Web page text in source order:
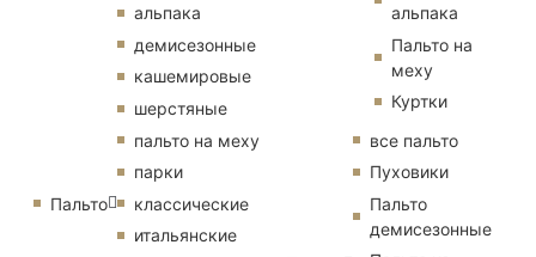
Пальто
альпака
демисезонные
кашемировые
шерстяные
пальто на меху
парки
классические
итальянские
альпака
Пальто на
меху
Куртки
все пальто
Пуховики
Пальто
демисезонные